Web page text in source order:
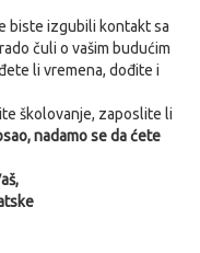
biste izgubili kontakt sa
čuli o vašim budućim
li vremena, dođite i
školovanje, zaposlite li
nadamo se da ćete